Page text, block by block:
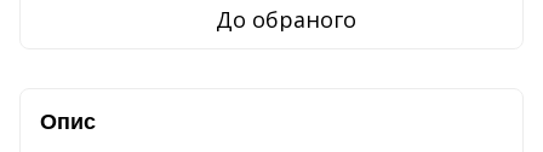
До обраного
Опис